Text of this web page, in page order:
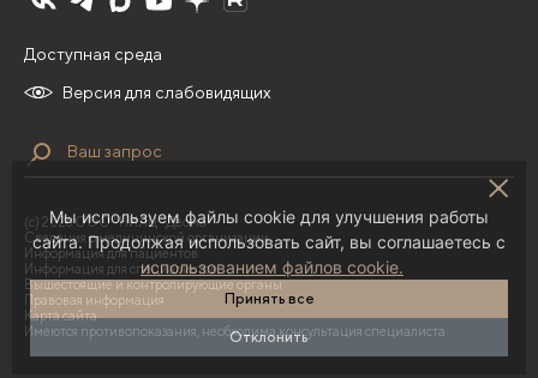
Версия для слабовидящих
Доступная среда
(с) 2026 ООО "НИЛЦ "Деома"
Сведения о медицинской организации
Информация для пациентов
Информация для специалистов
Вышестоящие и контролирующие органы
Правовая информация
Карта сайта
Имеются противопоказания, необходима консультация специалиста
Мы используем файлы cookie для улучшения работы
сайта. Продолжая использовать сайт, вы соглашаетесь с
использованием файлов cookie.
Принять все
Отклонить